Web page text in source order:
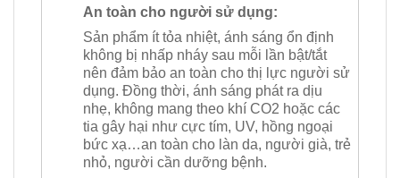
An toàn cho người sử dụng:
Sản phẩm ít tỏa nhiệt, ánh sáng ổn định
không bị nhấp nháy sau mỗi lần bật/tắt
nên đảm bảo an toàn cho thị lực người sử
dụng. Đồng thời, ánh sáng phát ra dịu
nhẹ, không mang theo khí CO2 hoặc các
tia gây hại như cực tím, UV, hồng ngoại
bức xạ…an toàn cho làn da, người già, trẻ
nhỏ, người cần dưỡng bệnh.